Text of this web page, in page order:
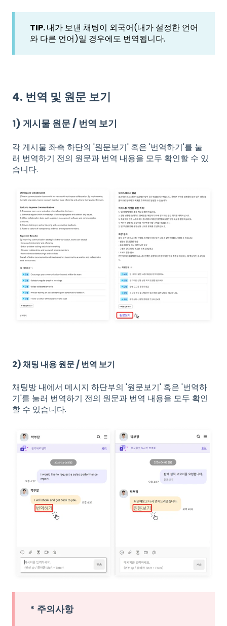
TIP.내가 보낸 채팅이 외국어(내가 설정한 언어
와 다른 언어)일 경우에도 번역됩니다.
4. 번역 및 원문 보기
1) 게시물 원문 / 번역 보기
각 게시물 좌측 하단의 '원문보기' 혹은 '번역하기'를 눌
러 번역하기 전의 원문과 번역 내용을 모두 확인할 수 있
습니다.
2) 채팅 내용 원문 / 번역 보기
채팅방 내에서 메시지 하단부의 '원문보기' 혹은 '번역하
기'를 눌러 번역하기 전의 원문과 번역 내용을 모두 확인
할 수 있습니다.
* 주의사항